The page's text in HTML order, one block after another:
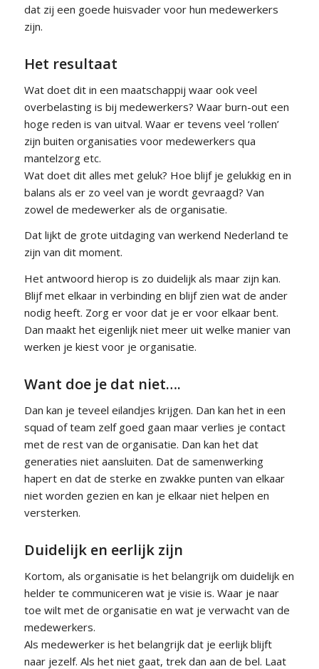
dat zij een goede huisvader voor hun medewerkers
zijn.
Het resultaat
Wat doet dit in een maatschappij waar ook veel
overbelasting is bij medewerkers? Waar burn-out een
hoge reden is van uitval. Waar er tevens veel ‘rollen’
zijn buiten organisaties voor medewerkers qua
mantelzorg etc.
Wat doet dit alles met geluk? Hoe blijf je gelukkig en in
balans als er zo veel van je wordt gevraagd? Van
zowel de medewerker als de organisatie.
Dat lijkt de grote uitdaging van werkend Nederland te
zijn van dit moment.
Het antwoord hierop is zo duidelijk als maar zijn kan.
Blijf met elkaar in verbinding en blijf zien wat de ander
nodig heeft. Zorg er voor dat je er voor elkaar bent.
Dan maakt het eigenlijk niet meer uit welke manier van
werken je kiest voor je organisatie.
Want doe je dat niet….
Dan kan je teveel eilandjes krijgen. Dan kan het in een
squad of team zelf goed gaan maar verlies je contact
met de rest van de organisatie. Dan kan het dat
generaties niet aansluiten. Dat de samenwerking
hapert en dat de sterke en zwakke punten van elkaar
niet worden gezien en kan je elkaar niet helpen en
versterken.
Duidelijk en eerlijk zijn
Kortom, als organisatie is het belangrijk om duidelijk en
helder te communiceren wat je visie is. Waar je naar
toe wilt met de organisatie en wat je verwacht van de
medewerkers.
Als medewerker is het belangrijk dat je eerlijk blijft
naar jezelf. Als het niet gaat, trek dan aan de bel. Laat